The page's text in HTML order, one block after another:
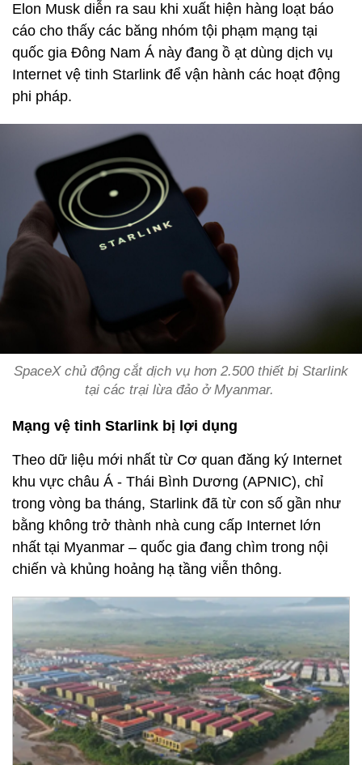
Elon Musk diễn ra sau khi xuất hiện hàng loạt báo
cáo cho thấy các băng nhóm tội phạm mạng tại
quốc gia Đông Nam Á này đang ồ ạt dùng dịch vụ
Internet vệ tinh Starlink để vận hành các hoạt động
phi pháp.
SpaceX chủ động cắt dịch vụ hơn 2.500 thiết bị Starlink
tại các trại lừa đảo ở Myanmar.
Mạng vệ tinh Starlink bị lợi dụng
Theo dữ liệu mới nhất từ Cơ quan đăng ký Internet
khu vực châu Á - Thái Bình Dương (APNIC), chỉ
trong vòng ba tháng, Starlink đã từ con số gần như
bằng không trở thành nhà cung cấp Internet lớn
nhất tại Myanmar – quốc gia đang chìm trong nội
chiến và khủng hoảng hạ tầng viễn thông.